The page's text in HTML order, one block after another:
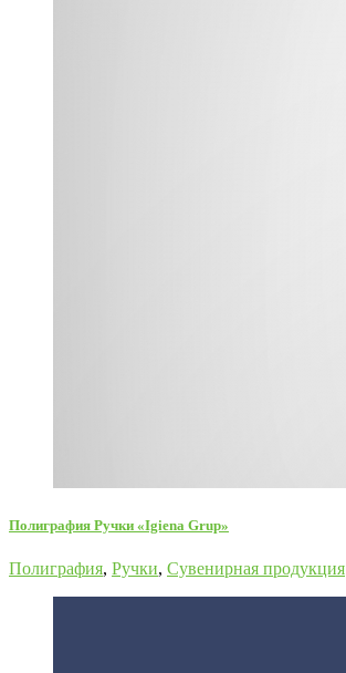
Полиграфия Ручки «Igiena Grup»
Полиграфия, Ручки, Сувенирная продукция